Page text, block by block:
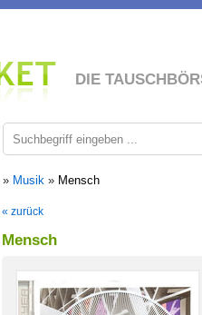
DIE
» Musik » Mensch
« zurück
Mensch